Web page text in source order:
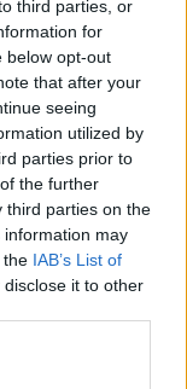
third parties, or
for
below opt-out
that after your
seeing
utilized by
parties prior to
the further
third parties on the
information may
the IAB’s List of
it to other
όπως
όχι…
μπορεί να
θα
το βίντεο
το ΕΛ: